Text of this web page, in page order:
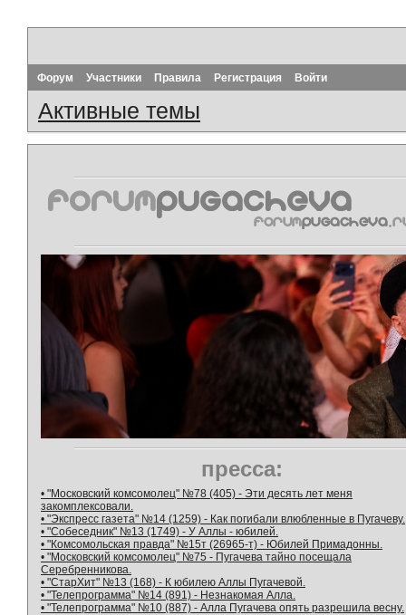
Форум Участники Правила Регистрация Войти
Активные темы
пресса:
• "Московский комсомолец" №78 (405) - Эти десять лет меня
закомплексовали.
• "Экспресс газета" №14 (1259) - Как погибали влюбленные в Пугачеву.
• "Собеседник" №13 (1749) - У Аллы - юбилей.
• "Комсомольская правда" №15т (26965-т) - Юбилей Примадонны.
• "Московский комсомолец" №75 - Пугачева тайно посещала
Серебренникова.
• "СтарХит" №13 (168) - К юбилею Аллы Пугачевой.
• "Телепрограмма" №14 (891) - Незнакомая Алла.
• "Телепрограмма" №10 (887) - Алла Пугачева опять разрешила весну.